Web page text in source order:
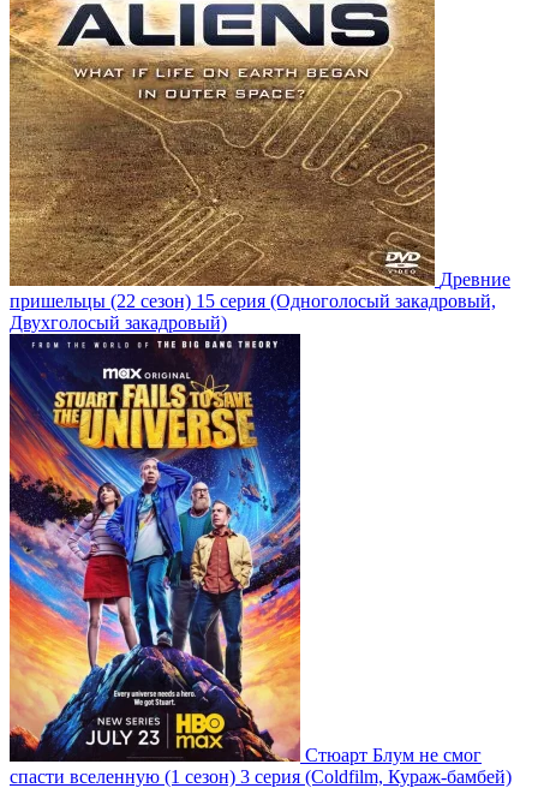
Древние
пришельцы (22 сезон) 15 серия (Одноголосый закадровый,
Двухголосый закадровый)
Стюарт Блум не смог
спасти вселенную (1 сезон) 3 серия (Coldfilm, Кураж-бамбей)